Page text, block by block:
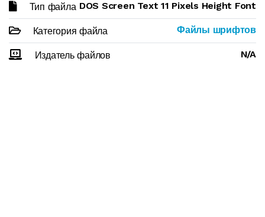
Тип файла DOS Screen Text 11 Pixels Height Font
Категория файла Файлы шрифтов
Издатель файлов N/A